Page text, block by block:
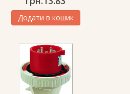
Додати в кошик